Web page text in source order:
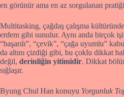
en görünür ama en az sorgulanan
Multitasking, çağdaş çalışma
erdem gibi sunulur. Aynı anda birçok
“başarılı”, “çevik”, “çağa uyumlu”
da altını çizdiği gibi, bu çoklu dikkat
değil, derinliğin yitimidir. Dikkat
sığlaşır.
Byung Chul Han konuyu Yorgunluk